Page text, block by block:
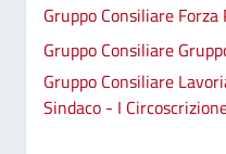
Gruppo Consiliare Forza
Gruppo Consiliare
Gruppo Consiliare
Sindaco - I